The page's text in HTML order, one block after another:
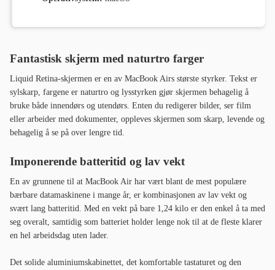
Fantastisk skjerm med naturtro farger
Liquid Retina-skjermen er en av MacBook Airs største styrker. Tekst er
sylskarp, fargene er naturtro og lysstyrken gjør skjermen behagelig å
bruke både innendørs og utendørs. Enten du redigerer bilder, ser film
eller arbeider med dokumenter, oppleves skjermen som skarp, levende og
behagelig å se på over lengre tid.
Imponerende batteritid og lav vekt
En av grunnene til at MacBook Air har vært blant de mest populære
bærbare datamaskinene i mange år, er kombinasjonen av lav vekt og
svært lang batteritid. Med en vekt på bare 1,24 kilo er den enkel å ta med
seg overalt, samtidig som batteriet holder lenge nok til at de fleste klarer
en hel arbeidsdag uten lader.
Det solide aluminiumskabinettet, det komfortable tastaturet og den